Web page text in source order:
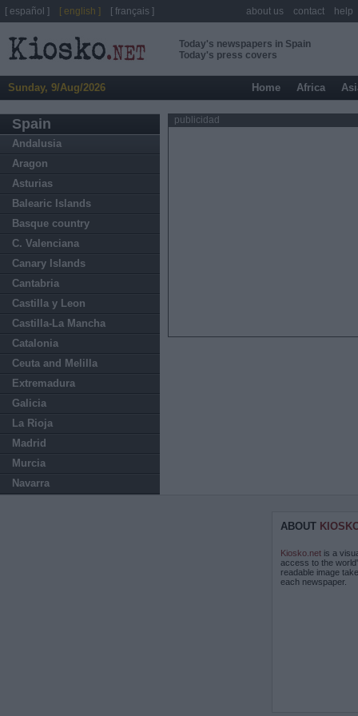
Today's newspapers in Spain
Today's press covers
Sunday, 9/Aug/2026 Home Africa
Spain
Andalusia
Aragon
Asturias
Balearic Islands
Basque country
C. Valenciana
Canary Islands
Cantabria
Castilla y Leon
Castilla-La Mancha
Catalonia
Ceuta and Melilla
Extremadura
Galicia
La Rioja
Madrid
Murcia
Navarra
publicidad
ABOUT
Kiosko.net is a
access to the
readable image
each newspaper.
[ español ] [ english ] [ français ] about us contact help